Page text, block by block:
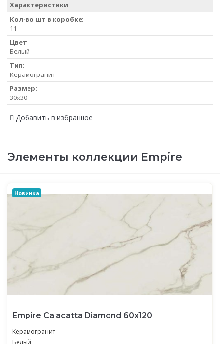
Характеристики
Кол-во шт в коробке:
11
Цвет:
Белый
Тип:
Керамогранит
Размер:
30x30
Добавить в избранное
Элементы коллекции Empire
Новинка
Empire Calacatta Diamond 60x120
Керамогранит
Белый